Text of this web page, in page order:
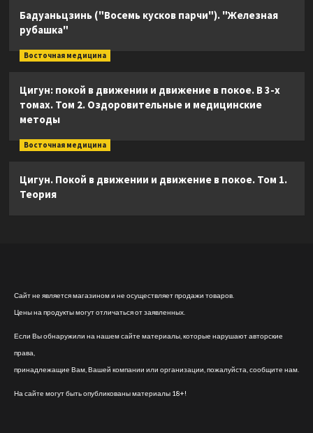
Бадуаньцзинь ("Восемь кусков парчи"). "Железная
рубашка"
Восточная медицина
Цигун: покой в движении и движение в покое. В 3-х
томах. Том 2. Оздоровительные и медицинские
методы
Восточная медицина
Цигун. Покой в движении и движение в покое. Том 1.
Теория
Сайт не является магазином и не осуществляет продажи товаров.
Цены на продукты могут отличаться от заявленных.
Если Вы обнаружили на нашем сайте материалы, которые нарушают авторские
права,
принадлежащие Вам, Вашей компании или организации, пожалуйста, сообщите нам.
На сайте могут быть опубликованы материалы 18+!